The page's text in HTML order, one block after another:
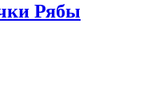
Рябы